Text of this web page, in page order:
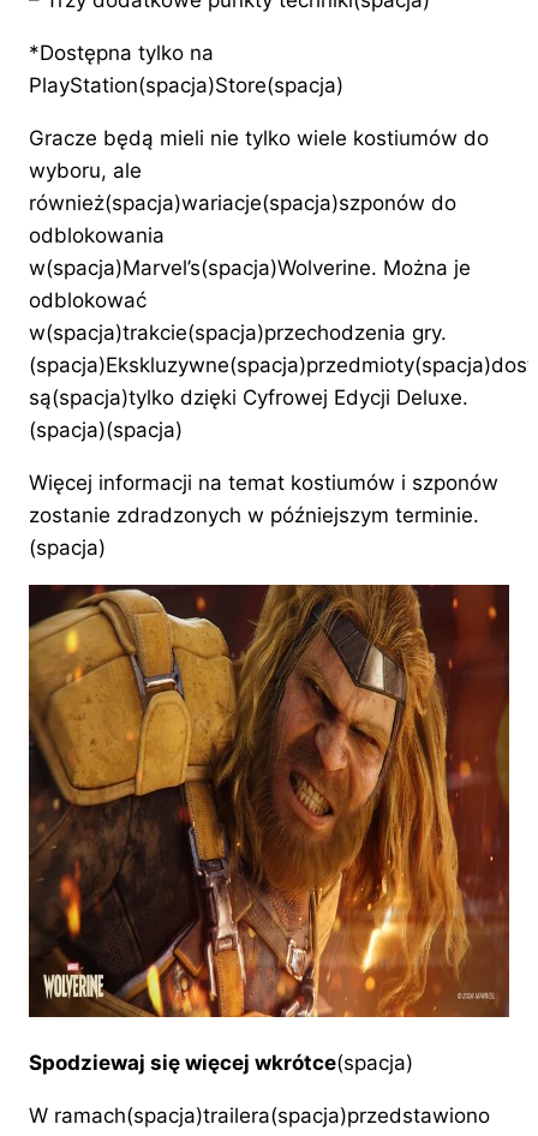
*Dostępna tylko na
PlayStation(spacja)Store(spacja)
Gracze będą mieli nie tylko wiele kostiumów do
wyboru, ale
również(spacja)wariacje(spacja)szponów do
odblokowania
w(spacja)Marvel’s(spacja)Wolverine. Można je
odblokować
w(spacja)trakcie(spacja)przechodzenia gry.
są(spacja)tylko dzięki Cyfrowej Edycji Deluxe.
(spacja)(spacja)
Więcej informacji na temat kostiumów i szponów
zostanie zdradzonych w późniejszym terminie.
(spacja)
Spodziewaj się więcej wkrótce(spacja)
W ramach(spacja)trailera(spacja)przedstawiono